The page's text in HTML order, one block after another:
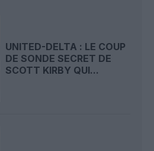
UNITED-DELTA : LE COUP
DE SONDE SECRET DE
SCOTT KIRBY QUI...